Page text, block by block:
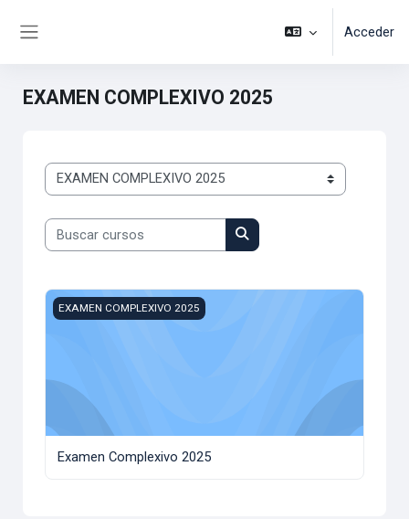
Acceder
EXAMEN COMPLEXIVO 2025
Categorías
Buscar cursos
Buscar cursos
Examen Complexivo 2025
EXAMEN COMPLEXIVO 2025
Examen Complexivo 2025